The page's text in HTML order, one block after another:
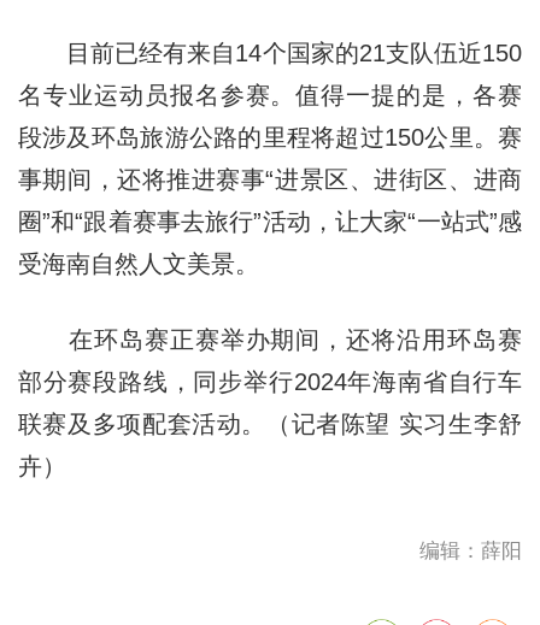
目前已经有来自14个国家的21支队伍近150
名专业运动员报名参赛。值得一提的是，各赛
段涉及环岛旅游公路的里程将超过150公里。赛
事期间，还将推进赛事“进景区、进街区、进商
圈”和“跟着赛事去旅行”活动，让大家“一站式”感
受海南自然人文美景。
在环岛赛正赛举办期间，还将沿用环岛赛
部分赛段路线，同步举行2024年海南省自行车
联赛及多项配套活动。（记者陈望 实习生李舒
卉）
编辑：薛阳